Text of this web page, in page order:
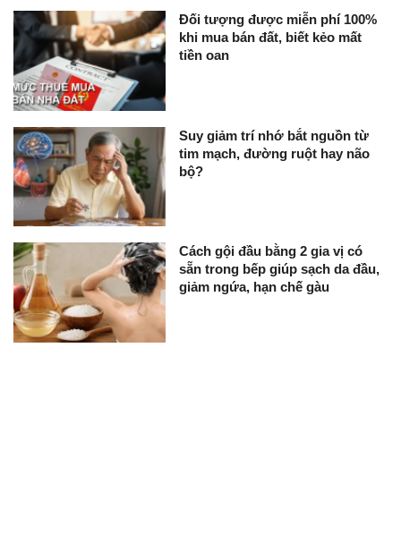
Đối tượng được miễn phí 100%
khi mua bán đất, biết kẻo mất
tiền oan
Suy giảm trí nhớ bắt nguồn từ
tim mạch, đường ruột hay não
bộ?
Cách gội đầu bằng 2 gia vị có
sẵn trong bếp giúp sạch da đầu,
giảm ngứa, hạn chế gàu